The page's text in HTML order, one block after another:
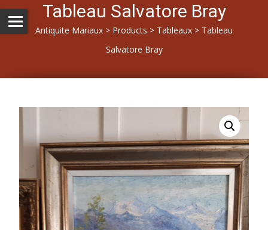
Tableau Salvatore Bray
Antiquite Mariaux > Products > Tableaux > Tableau
Salvatore Bray